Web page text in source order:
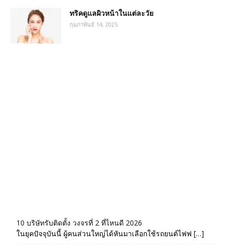
ทริคดูแลผิวหน้าในแต่ละวัย
กุมภาพันธ์ 14, 2025
10 บริษัทรับติดตั้ง วงจรที่ 2 ที่ไหนดี 2026
ในยุคปัจจุบันนี้ ผู้คนส่วนใหญ่ได้หันมาเลือกใช้รถยนต์ไฟฟ […]